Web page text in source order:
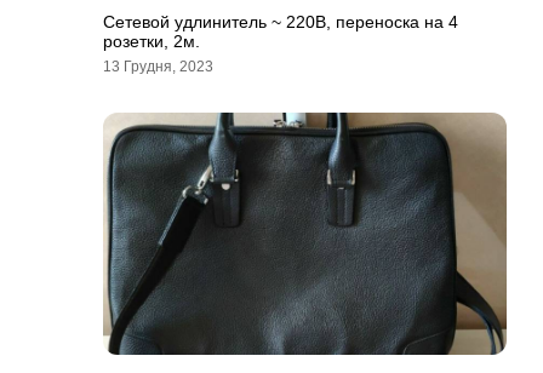
Сетевой удлинитель ~ 220В, переноска на 4
розетки, 2м.
13 Грудня, 2023